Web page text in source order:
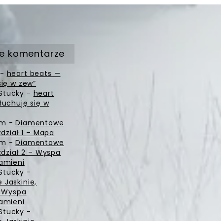
komentarze
heart beats —
w zew”
- heart
się w
-Diamentowe
1 – Mapa
-Diamentowe
2 – Wyspa
-
Jaskinie,
-